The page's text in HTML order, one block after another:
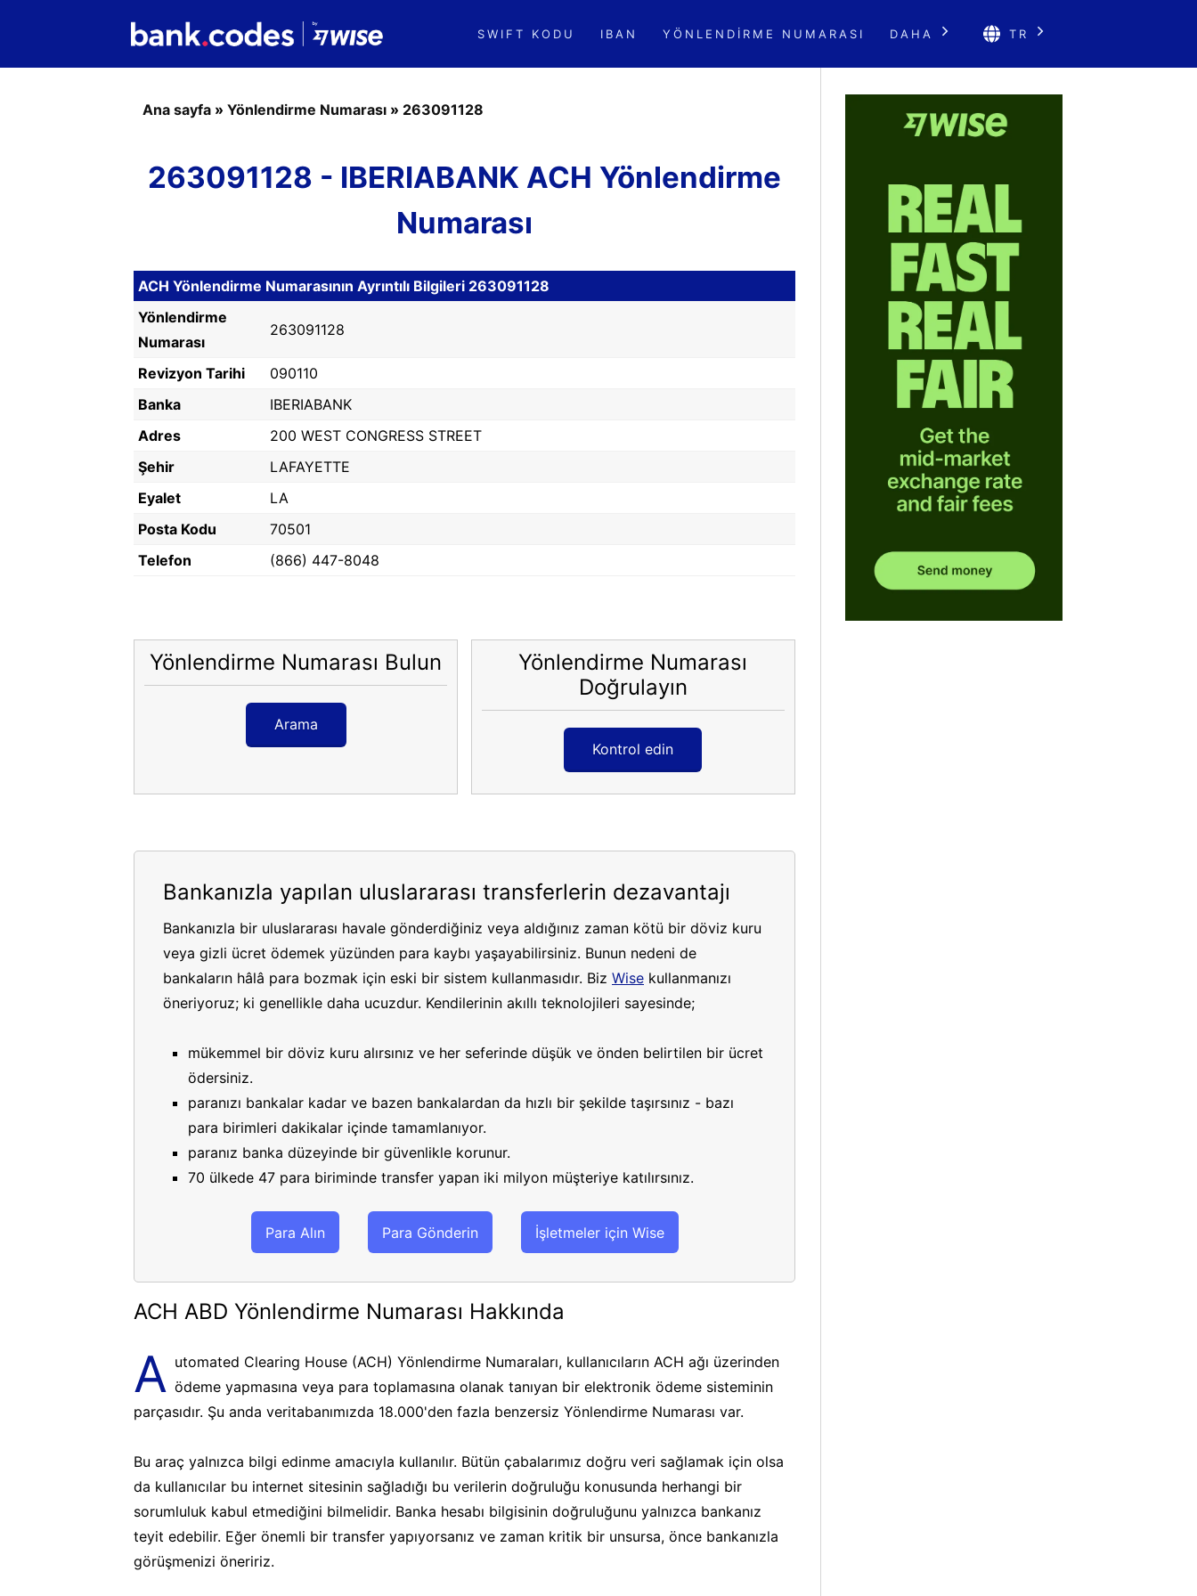
SWIFT KODU IBAN YÖNLENDIRME NUMARASI DAHA TR
Ana sayfa » Yönlendirme Numarası » 263091128
263091128 - IBERIABANK ACH Yönlendirme
Numarası
ACH Yönlendirme Numarasının Ayrıntılı Bilgileri 263091128
Yönlendirme
Numarası
263091128
Revizyon Tarihi
090110
Banka
IBERIABANK
Adres
200 WEST CONGRESS STREET
Şehir
LAFAYETTE
Eyalet
LA
Posta Kodu
70501
Telefon
(866) 447-8048
Yönlendirme Numarası Bulun
Arama
Yönlendirme Numarası
Doğrulayın
Kontrol edin
Bankanızla yapılan uluslararası transferlerin dezavantajı
Bankanızla bir uluslararası havale gönderdiğiniz veya aldığınız zaman kötü bir döviz kuru
veya gizli ücret ödemek yüzünden para kaybı yaşayabilirsiniz. Bunun nedeni de
bankaların hâlâ para bozmak için eski bir sistem kullanmasıdır. Biz Wise kullanmanızı
öneriyoruz; ki genellikle daha ucuzdur. Kendilerinin akıllı teknolojileri sayesinde;
mükemmel bir döviz kuru alırsınız ve her seferinde düşük ve önden belirtilen bir ücret
ödersiniz.
paranızı bankalar kadar ve bazen bankalardan da hızlı bir şekilde taşırsınız - bazı
para birimleri dakikalar içinde tamamlanıyor.
paranız banka düzeyinde bir güvenlikle korunur.
70 ülkede 47 para biriminde transfer yapan iki milyon müşteriye katılırsınız.
Para Alın Para Gönderin İşletmeler için Wise
ACH ABD Yönlendirme Numarası Hakkında
A utomated Clearing House (ACH) Yönlendirme Numaraları, kullanıcıların ACH ağı üzerinden
ödeme yapmasına veya para toplamasına olanak tanıyan bir elektronik ödeme sisteminin
parçasıdır. Şu anda veritabanımızda 18.000'den fazla benzersiz Yönlendirme Numarası var.
Bu araç yalnızca bilgi edinme amacıyla kullanılır. Bütün çabalarımız doğru veri sağlamak için olsa
da kullanıcılar bu internet sitesinin sağladığı bu verilerin doğruluğu konusunda herhangi bir
sorumluluk kabul etmediğini bilmelidir. Banka hesabı bilgisinin doğruluğunu yalnızca bankanız
teyit edebilir. Eğer önemli bir transfer yapıyorsanız ve zaman kritik bir unsursa, önce bankanızla
görüşmenizi öneririz.